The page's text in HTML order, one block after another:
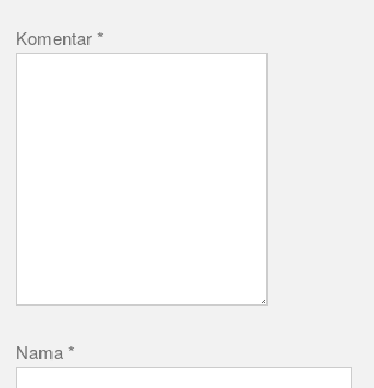
Komentar*
Nama*